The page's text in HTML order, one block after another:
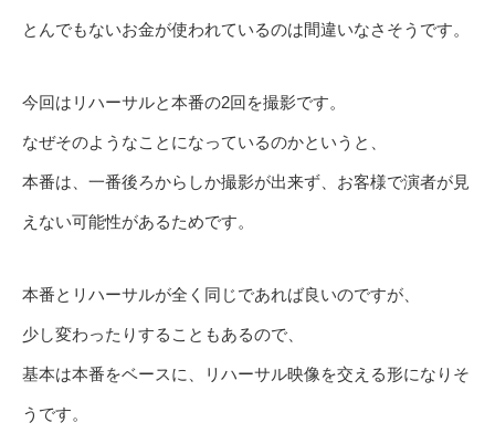
とんでもないお金が使われているのは間違いなさそうです。
今回はリハーサルと本番の2回を撮影です。
なぜそのようなことになっているのかというと、
本番は、一番後ろからしか撮影が出来ず、お客様で演者が見
えない可能性があるためです。
本番とリハーサルが全く同じであれば良いのですが、
少し変わったりすることもあるので、
基本は本番をベースに、リハーサル映像を交える形になりそ
うです。